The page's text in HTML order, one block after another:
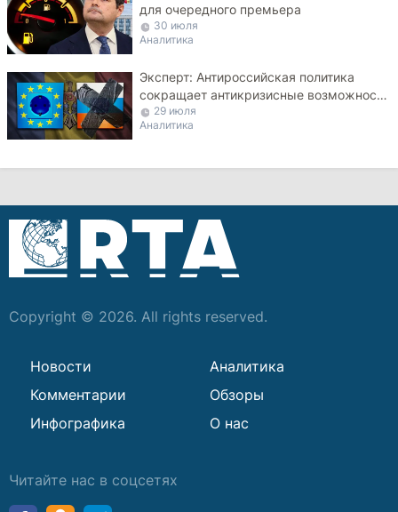
для очередного премьера
30 июля
Аналитика
Эксперт: Антироссийская политика
сокращает антикризисные возможности
Молдовы
29 июля
Аналитика
Copyright © 2026. All rights reserved.
Новости
Аналитика
Комментарии
Обзоры
Инфографика
О нас
Читайте нас в соцсетях